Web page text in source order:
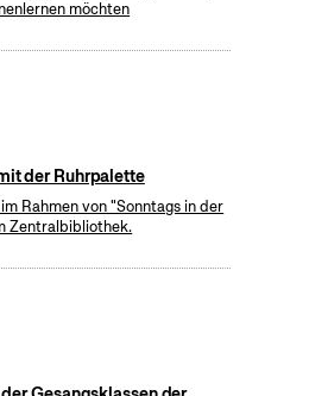
möchten
der Ruhrpalette
Rahmen von "Sonntags in der
Zentralbibliothek.